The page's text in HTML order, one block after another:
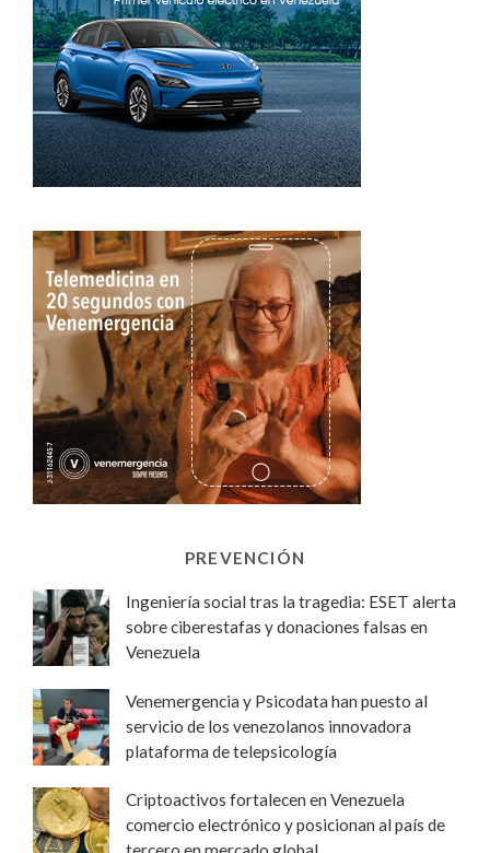
PREVENCIÓN
Ingeniería social tras la tragedia: ESET alerta
sobre ciberestafas y donaciones falsas en
Venezuela
Venemergencia y Psicodata han puesto al
servicio de los venezolanos innovadora
plataforma de telepsicología
Criptoactivos fortalecen en Venezuela
comercio electrónico y posicionan al país de